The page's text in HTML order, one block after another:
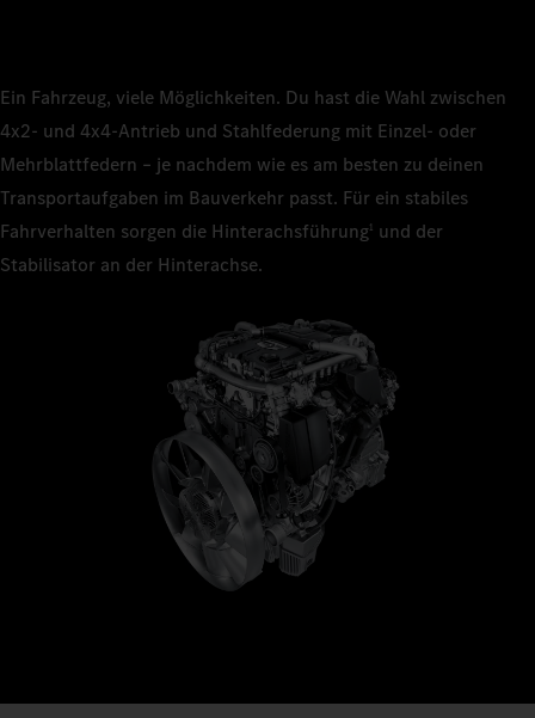
Ein Fahrzeug, viele Möglichkeiten. Du hast die Wahl zwischen
4x2‑ und 4x4‑Antrieb und Stahlfederung mit Einzel‑ oder
Mehrblattfedern – je nachdem wie es am besten zu deinen
Transportaufgaben im Bauverkehr passt. Für ein stabiles
Fahrverhalten sorgen die Hinterachsführung1 und der
Stabilisator an der Hinterachse.